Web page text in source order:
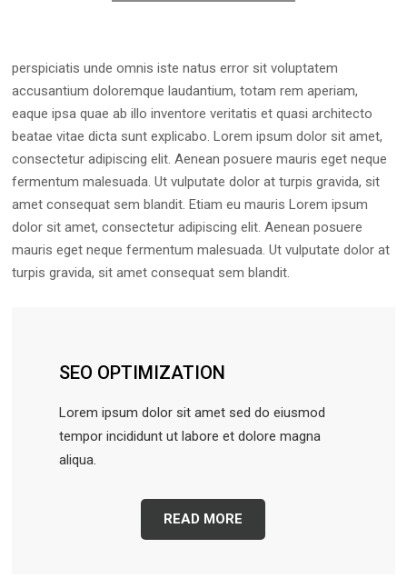
perspiciatis unde omnis iste natus error sit voluptatem
accusantium doloremque laudantium, totam rem aperiam,
eaque ipsa quae ab illo inventore veritatis et quasi architecto
beatae vitae dicta sunt explicabo. Lorem ipsum dolor sit amet,
consectetur adipiscing elit. Aenean posuere mauris eget neque
fermentum malesuada. Ut vulputate dolor at turpis gravida, sit
amet consequat sem blandit. Etiam eu mauris Lorem ipsum
dolor sit amet, consectetur adipiscing elit. Aenean posuere
mauris eget neque fermentum malesuada. Ut vulputate dolor at
turpis gravida, sit amet consequat sem blandit.
SEO OPTIMIZATION
Lorem ipsum dolor sit amet sed do eiusmod
tempor incididunt ut labore et dolore magna
aliqua.
READ MORE